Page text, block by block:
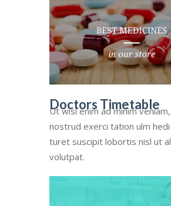
Doctors Timetable
Ut wisi enim ad minim
nostrud exerci tation ulm
turet suscipit lobortis nisl ut
volutpat.